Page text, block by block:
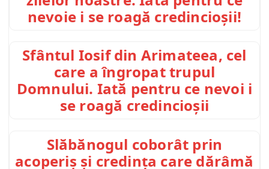
nevoie i se roagă credincioșii!
Sfântul Iosif din Arimateea, cel
care a îngropat trupul
Domnului. Iată pentru ce nevoi i
se roagă credincioșii
Slăbănogul coborât prin
acoperiș și credința care dărâmă